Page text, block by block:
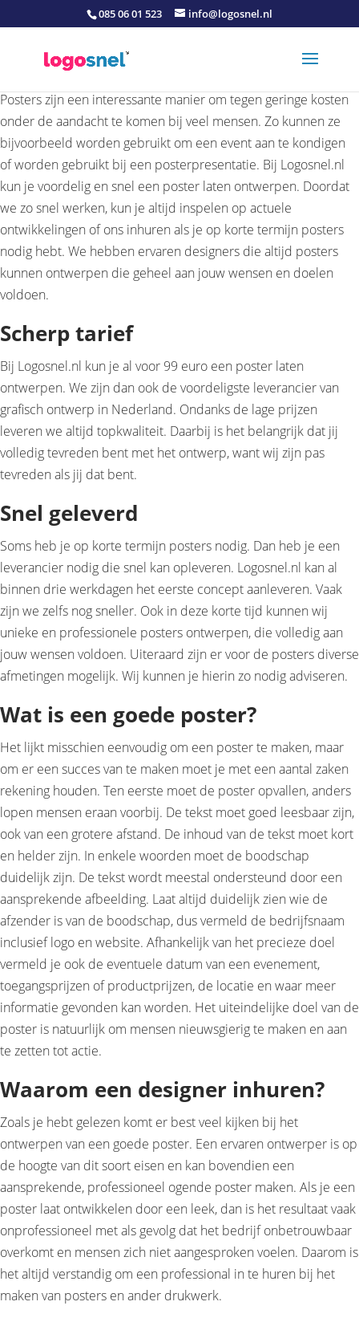
085 06 01 523 info@logosnel.nl
Posters zijn een interessante manier om tegen geringe kosten
onder de aandacht te komen bij veel mensen. Zo kunnen ze
bijvoorbeeld worden gebruikt om een event aan te kondigen
of worden gebruikt bij een posterpresentatie. Bij Logosnel.nl
kun je voordelig en snel een poster laten ontwerpen. Doordat
we zo snel werken, kun je altijd inspelen op actuele
ontwikkelingen of ons inhuren als je op korte termijn posters
nodig hebt. We hebben ervaren designers die altijd posters
kunnen ontwerpen die geheel aan jouw wensen en doelen
voldoen.
Scherp tarief
Bij Logosnel.nl kun je al voor 99 euro een poster laten
ontwerpen. We zijn dan ook de voordeligste leverancier van
grafisch ontwerp in Nederland. Ondanks de lage prijzen
leveren we altijd topkwaliteit. Daarbij is het belangrijk dat jij
volledig tevreden bent met het ontwerp, want wij zijn pas
tevreden als jij dat bent.
Snel geleverd
Soms heb je op korte termijn posters nodig. Dan heb je een
leverancier nodig die snel kan opleveren. Logosnel.nl kan al
binnen drie werkdagen het eerste concept aanleveren. Vaak
zijn we zelfs nog sneller. Ook in deze korte tijd kunnen wij
unieke en professionele posters ontwerpen, die volledig aan
jouw wensen voldoen. Uiteraard zijn er voor de posters diverse
afmetingen mogelijk. Wij kunnen je hierin zo nodig adviseren.
Wat is een goede poster?
Het lijkt misschien eenvoudig om een poster te maken, maar
om er een succes van te maken moet je met een aantal zaken
rekening houden. Ten eerste moet de poster opvallen, anders
lopen mensen eraan voorbij. De tekst moet goed leesbaar zijn,
ook van een grotere afstand. De inhoud van de tekst moet kort
en helder zijn. In enkele woorden moet de boodschap
duidelijk zijn. De tekst wordt meestal ondersteund door een
aansprekende afbeelding. Laat altijd duidelijk zien wie de
afzender is van de boodschap, dus vermeld de bedrijfsnaam
inclusief logo en website. Afhankelijk van het precieze doel
vermeld je ook de eventuele datum van een evenement,
toegangsprijzen of productprijzen, de locatie en waar meer
informatie gevonden kan worden. Het uiteindelijke doel van de
poster is natuurlijk om mensen nieuwsgierig te maken en aan
te zetten tot actie.
Waarom een designer inhuren?
Zoals je hebt gelezen komt er best veel kijken bij het
ontwerpen van een goede poster. Een ervaren ontwerper is op
de hoogte van dit soort eisen en kan bovendien een
aansprekende, professioneel ogende poster maken. Als je een
poster laat ontwikkelen door een leek, dan is het resultaat vaak
onprofessioneel met als gevolg dat het bedrijf onbetrouwbaar
overkomt en mensen zich niet aangesproken voelen. Daarom is
het altijd verstandig om een professional in te huren bij het
maken van posters en ander drukwerk.